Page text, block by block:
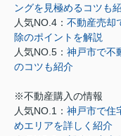
ングを見極めるコツも
人気NO.4： 不動産売却
除のポイントを解説
人気NO.5： 神戸市で不
のコツも紹介
※不動産購入の情報
人気NO.1： 神戸市で住
めエリアを詳しく紹介